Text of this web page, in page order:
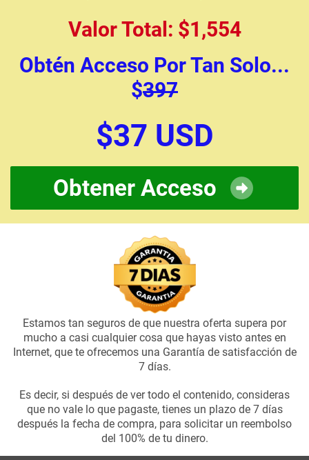
Valor Total: $1,554
Obtén Acceso Por Tan Solo...
$397
$37 USD
Obtener Acceso
Estamos tan seguros de que nuestra oferta supera por
mucho a casi cualquier cosa que hayas visto antes en
Internet, que te ofrecemos una Garantía de satisfacción de
7 días.
Es decir, si después de ver todo el contenido, consideras
que no vale lo que pagaste, tienes un plazo de 7 días
después la fecha de compra, para solicitar un reembolso
del 100% de tu dinero.